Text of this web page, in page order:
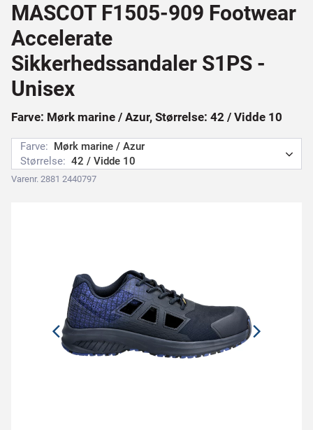
MASCOT F1505-909 Footwear
Accelerate
Sikkerhedssandaler S1PS -
Unisex
Farve: Mørk marine / Azur, Størrelse: 42 / Vidde 10
Farve: Mørk marine / Azur
Størrelse: 42 / Vidde 10
Varenr. 2881 2440797